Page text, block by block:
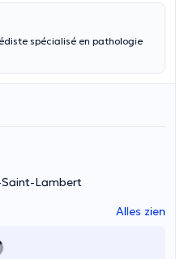
spécialisé en pathologie
Saint-Lambert
Alles zien